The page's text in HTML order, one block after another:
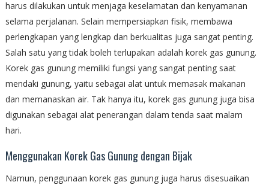
harus dilakukan untuk menjaga keselamatan dan kenyamanan
selama perjalanan. Selain mempersiapkan fisik, membawa
perlengkapan yang lengkap dan berkualitas juga sangat penting.
Salah satu yang tidak boleh terlupakan adalah korek gas gunung.
Korek gas gunung memiliki fungsi yang sangat penting saat
mendaki gunung, yaitu sebagai alat untuk memasak makanan
dan memanaskan air. Tak hanya itu, korek gas gunung juga bisa
digunakan sebagai alat penerangan dalam tenda saat malam
hari.
Menggunakan Korek Gas Gunung dengan Bijak
Namun, penggunaan korek gas gunung juga harus disesuaikan